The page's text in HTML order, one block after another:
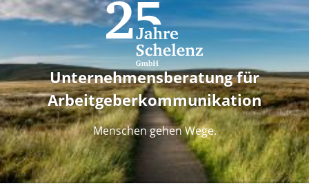
Unternehmensberatung für
Arbeitgeberkommunikation
Menschen gehen Wege.